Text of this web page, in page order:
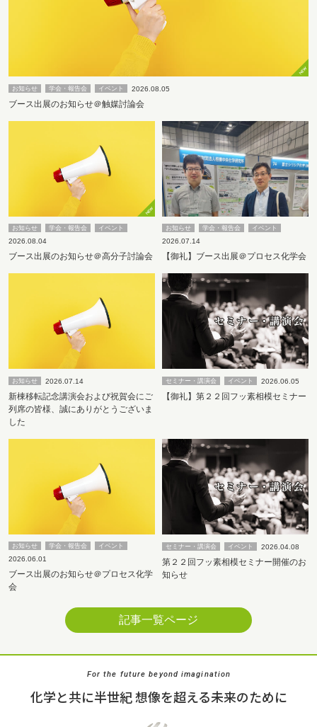
お知らせ 学会・報告会 イベント 2026.08.05
ブース出展のお知らせ＠触媒討論会
お知らせ 学会・報告会 イベント
2026.08.04
ブース出展のお知らせ＠高分子討論会
お知らせ 学会・報告会 イベント
2026.07.14
【御礼】ブース出展＠プロセス化学会
お知らせ 2026.07.14
新棟移転記念講演会および祝賀会にご
列席の皆様、誠にありがとうございま
した
セミナー・講演会 イベント 2026.06.05
【御礼】第２２回フッ素相模セミナー
お知らせ 学会・報告会 イベント
2026.06.01
ブース出展のお知らせ＠プロセス化学
会
セミナー・講演会 イベント 2026.04.08
第２２回フッ素相模セミナー開催のお
知らせ
記事一覧ページ
For the future beyond imagination
化学と共に半世紀 想像を超える未来のために